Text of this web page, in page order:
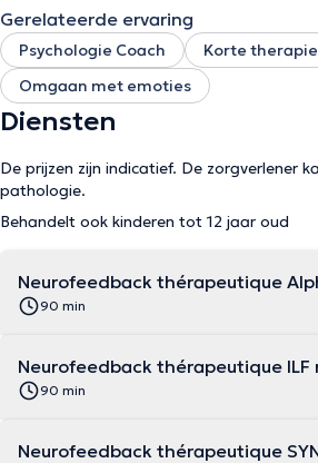
Gerelateerde ervaring
Psychologie Coach Korte therapie
Omgaan met emoties
Diensten
De prijzen zijn indicatief. De zorgverlener
pathologie.
Behandelt ook kinderen tot 12 jaar oud
Neurofeedback thérapeutique
90 min
Neurofeedback thérapeutique
90 min
Neurofeedback thérapeutique